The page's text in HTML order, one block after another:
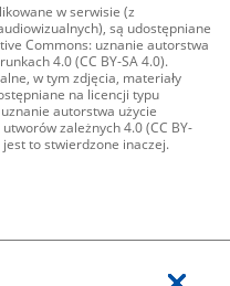
w serwisie (z
są udostępniane
Commons: uznanie autorstwa
4.0 (CC BY-SA 4.0).
w tym zdjęcia, materiały
na licencji typu
autorstwa użycie
zależnych 4.0 (CC BY-
jest to stwierdzone inaczej.